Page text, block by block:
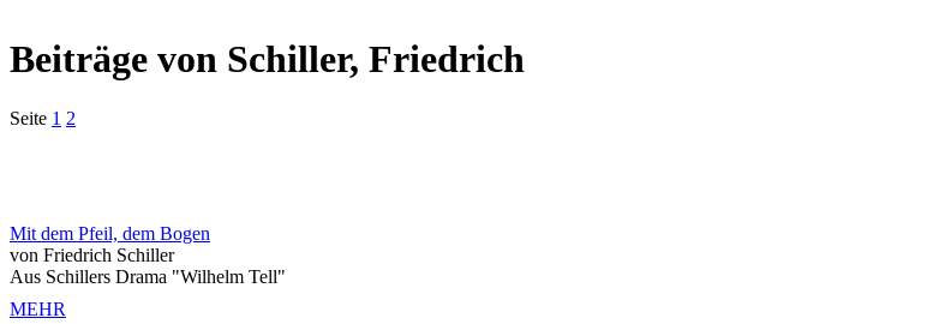
Beiträge von Schiller, Friedrich
Seite 1 2
Mit dem Pfeil, dem Bogen
von Friedrich Schiller
Aus Schillers Drama "Wilhelm Tell"
MEHR